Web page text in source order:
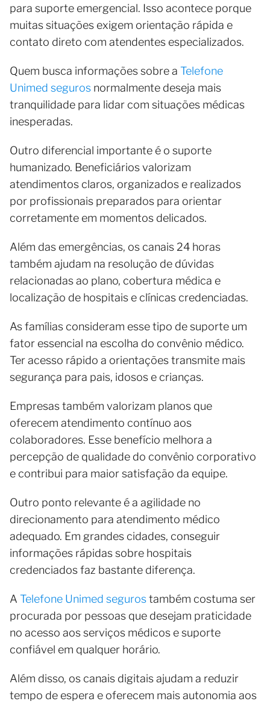
para suporte emergencial. Isso acontece porque
muitas situações exigem orientação rápida e
contato direto com atendentes especializados.
Quem busca informações sobre a Telefone
Unimed seguros normalmente deseja mais
tranquilidade para lidar com situações médicas
inesperadas.
Outro diferencial importante é o suporte
humanizado. Beneficiários valorizam
atendimentos claros, organizados e realizados
por profissionais preparados para orientar
corretamente em momentos delicados.
Além das emergências, os canais 24 horas
também ajudam na resolução de dúvidas
relacionadas ao plano, cobertura médica e
localização de hospitais e clínicas credenciadas.
As famílias consideram esse tipo de suporte um
fator essencial na escolha do convênio médico.
Ter acesso rápido a orientações transmite mais
segurança para pais, idosos e crianças.
Empresas também valorizam planos que
oferecem atendimento contínuo aos
colaboradores. Esse benefício melhora a
percepção de qualidade do convênio corporativo
e contribui para maior satisfação da equipe.
Outro ponto relevante é a agilidade no
direcionamento para atendimento médico
adequado. Em grandes cidades, conseguir
informações rápidas sobre hospitais
credenciados faz bastante diferença.
A Telefone Unimed segurostambém costuma ser
procurada por pessoas que desejam praticidade
no acesso aos serviços médicos e suporte
confiável em qualquer horário.
Além disso, os canais digitais ajudam a reduzir
tempo de espera e oferecem mais autonomia aos